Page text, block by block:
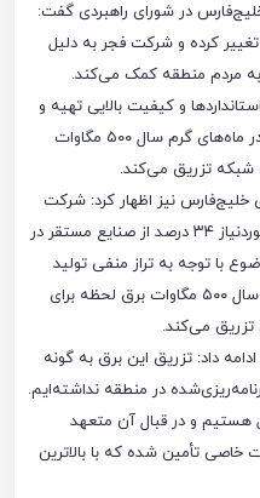
در شورای راهبردی گفت:
کرده و شرکت فجر به دلیل
به مردم منطقه کمک می‌کند.
و کیفیت بالایی تهیه و
تأمین شده است. همچنین این شرکت در ماه‌های گرم سال ۵۰۰ مگاوات
شبکه تزریق می‌کند.
خلیج‌فارس نیز اظهار کرد: شرکت
فجر به‌عنوان پیشران تأمین‌کننده برق موردنیاز ۳۴ درصد از صنایع مستقر در
با توجه به تراز منفی تولید
برق و نیاز شبکه سراسری در ۵ ماه گرم سال ۵۰۰ مگاوات برق لحظه برای
می‌کند.
داد: تزریق این برق به گونه
در منطقه نداشته‌ایم.
هستیم و در قبال آن متعهد
تأمین شده که با بالاترین